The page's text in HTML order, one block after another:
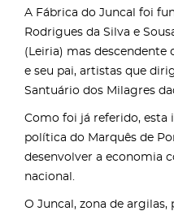
A Fábrica do Juncal foi
Rodrigues da Silva e
(Leiria) mas descendente
e seu pai, artistas que
Santuário dos Milagres
Como foi já referido, esta
política do Marquês de
desenvolver a economia
nacional.
O Juncal, zona de argilas,